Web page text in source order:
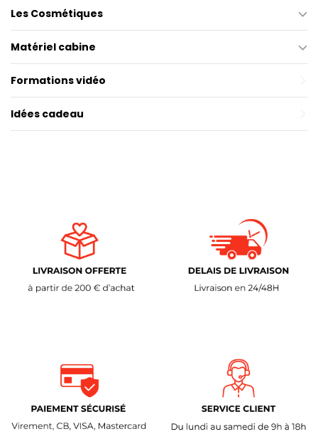
Les Cosmétiques
Matériel cabine
Formations vidéo
Idées cadeau